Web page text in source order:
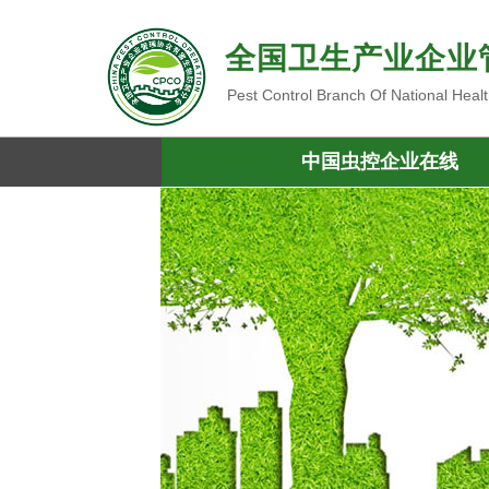
全国卫生产业企
Pest Control Branch Of National
中国虫控企业在线